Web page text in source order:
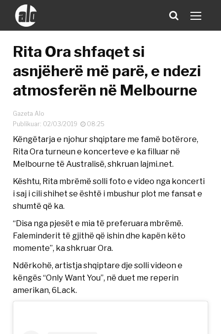
Rita Ora shfaqet si
asnjëherë më parë, e ndezi
atmosferën në Melbourne
Gazeta Alo
Publikuar: 02/03/2019
08:25
Këngëtarja e njohur shqiptare me famë botërore,
Rita Ora turneun e koncerteve e ka filluar në
Melbourne të Australisë, shkruan lajmi.net.
Kështu, Rita mbrëmë solli foto e video nga koncerti
i saj i cili shihet se është i mbushur plot me fansat e
shumtë që ka.
“Disa nga pjesët e mia të preferuara mbrëmë.
Faleminderit të gjithë që ishin dhe kapën këto
momente”, ka shkruar Ora.
Ndërkohë, artistja shqiptare dje solli videon e
këngës “Only Want You”, në duet me reperin
amerikan, 6Lack.